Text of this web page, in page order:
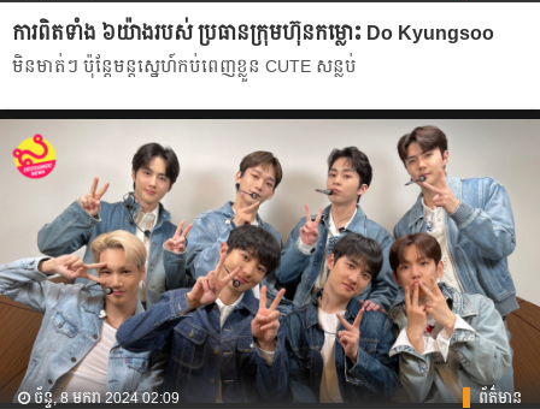
ការពិតទាំង ៦យ៉ាងរបស់ ប្រធានក្រុមហ៊ុនកម្លោះ Do Kyungsoo
មិនមាត់ៗ ប៉ុន្តែមន្តស្នេហ៍កប់ពេញ​ខ្លួន CUTE សន្លប់
ច័ន្ទ, 8 មករា 2024 02:09 ព័ត៌មាន